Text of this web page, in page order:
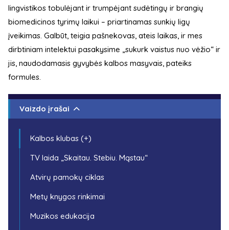
lingvistikos tobulėjant ir trumpėjant sudėtingų ir brangių
biomedicinos tyrimų laikui – priartinamas sunkių ligų
įveikimas. Galbūt, teigia pašnekovas, ateis laikas, ir mes
dirbtiniam intelektui pasakysime „sukurk vaistus nuo vėžio“ ir
jis, naudodamasis gyvybės kalbos masyvais, pateiks
formules.
Vaizdo įrašai
Kalbos klubas (+)
TV laida „Skaitau. Stebiu. Mąstau“
Atvirų pamokų ciklas
Metų knygos rinkimai
Muzikos edukacija